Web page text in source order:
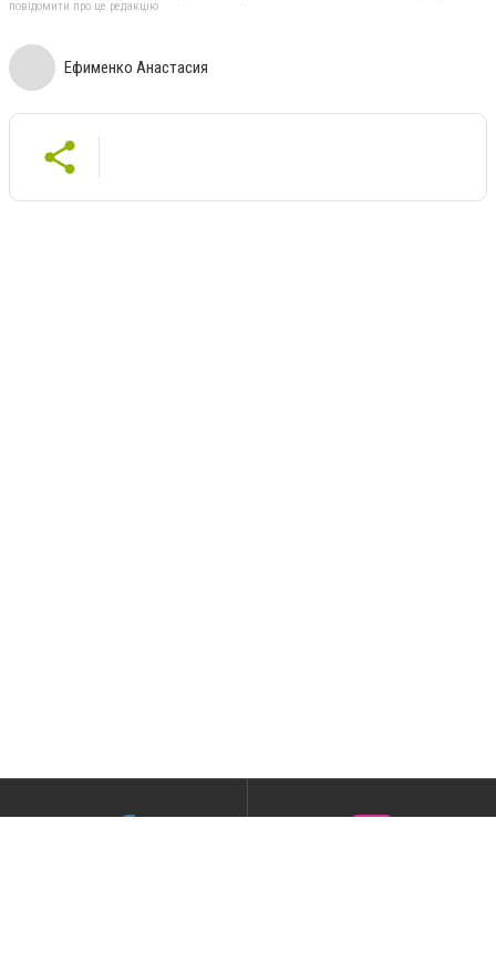
повідомити про це редакцію
Ефименко Анастасия